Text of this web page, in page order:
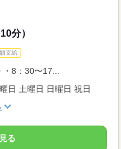
分）
支給
8：30〜17...
日 土曜日 日曜日 祝日
る